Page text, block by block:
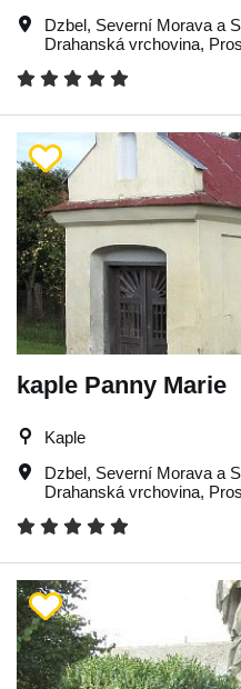
Dzbel, Severní Morava a
Drahanská vrchovina,
kaple Panny Marie
Kaple
Dzbel, Severní Morava a
Drahanská vrchovina,